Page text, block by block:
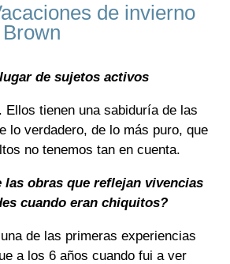
de invierno
de sujetos activos
Ellos tienen una sabiduría de las
lo verdadero, de lo más puro, que
no tenemos tan en cuenta.
las obras que reflejan vivencias
cuando eran chiquitos?
de las primeras experiencias
a los 6 años cuando fui a ver